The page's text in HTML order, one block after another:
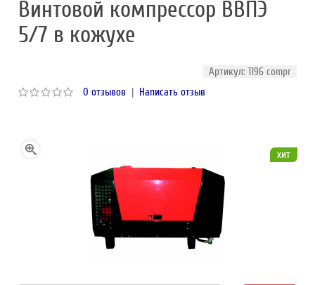
Винтовой компрессор ВВПЭ
5/7 в кожухе
Артикул: 1196 compr
0 отзывов | Написать отзыв
хит